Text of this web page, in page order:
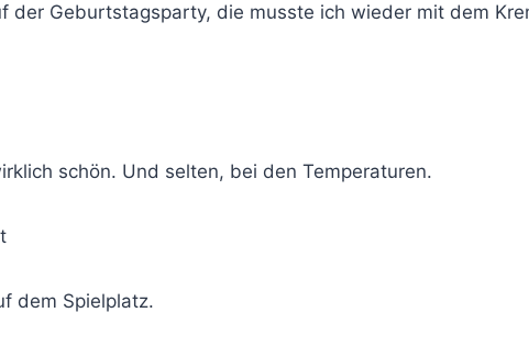
der Geburtstagsparty, die musste ich wieder mit dem
schön. Und selten, bei den Temperaturen.
dem Spielplatz.